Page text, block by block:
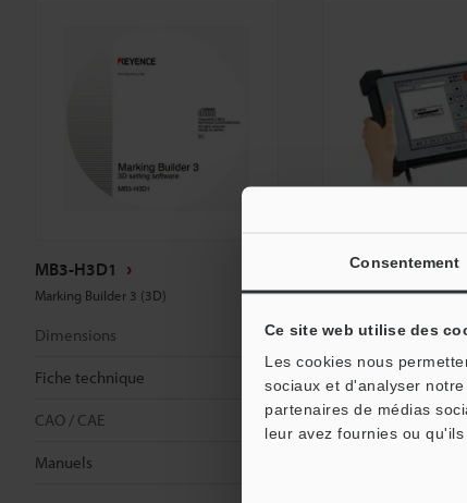
Consentement
Ce site web utilise des
Les cookies nous
sociaux et d'analyser
partenaires de médias
leur avez fournies ou
MB3-H3D1
Marking Builder 3 (3D)
Dimensions
Fiche technique
CAO / CAE
Manuels
MC-P1
Console commune
Dimensions
Fiche technique
CAO / CAE